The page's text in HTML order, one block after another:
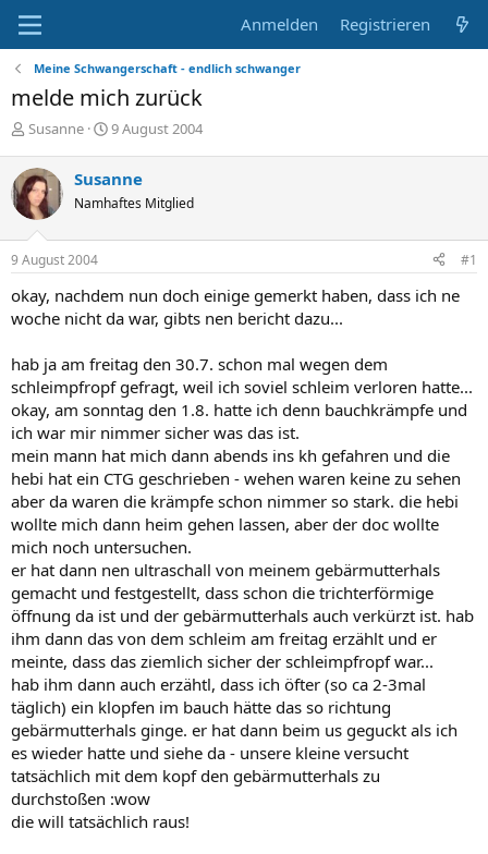
Anmelden Registrieren
Meine Schwangerschaft - endlich schwanger
melde mich zurück
E
s
t
e
l
l
e
Susanne
E
t
e
l
m
9 August 2004
Susanne
Namhaftes Mitglied
9 August 2004 #1
okay, nachdem nun doch einige gemerkt haben, dass ich ne
woche nicht da war, gibts nen bericht dazu...
hab ja am freitag den 30.7. schon mal wegen dem
schleimpfropf gefragt, weil ich soviel schleim verloren hatte...
okay, am sonntag den 1.8. hatte ich denn bauchkrämpfe und
ich war mir nimmer sicher was das ist.
mein mann hat mich dann abends ins kh gefahren und die
hebi hat ein CTG geschrieben - wehen waren keine zu sehen
aber da waren die krämpfe schon nimmer so stark. die hebi
wollte mich dann heim gehen lassen, aber der doc wollte
mich noch untersuchen.
er hat dann nen ultraschall von meinem gebärmutterhals
gemacht und festgestellt, dass schon die trichterförmige
öffnung da ist und der gebärmutterhals auch verkürzt ist. hab
ihm dann das von dem schleim am freitag erzählt und er
meinte, dass das ziemlich sicher der schleimpfropf war...
hab ihm dann auch erzähtl, dass ich öfter (so ca 2-3mal
täglich) ein klopfen im bauch hätte das so richtung
gebärmutterhals ginge. er hat dann beim us geguckt als ich
es wieder hatte und siehe da - unsere kleine versucht
tatsächlich mit dem kopf den gebärmutterhals zu
durchstoßen :wow
die will tatsächlich raus!